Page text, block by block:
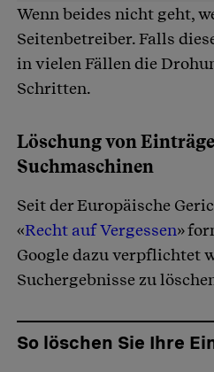
Wenn beides nicht geht,
Seitenbetreiber. Falls
in vielen Fällen die
Schritten.
Löschung von
Suchmaschinen
Seit der Europäische
«Recht auf Vergessen»
Google dazu verpflichtet
Suchergebnisse zu
So löschen Sie Ihre